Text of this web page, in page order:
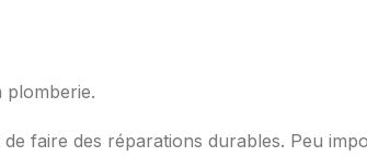
plomberie.
faire des réparations durables. Peu